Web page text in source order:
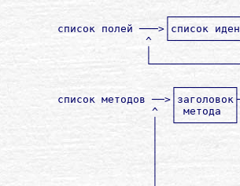
список полей ───>│cписок
^
список методов
^  │ метода
│